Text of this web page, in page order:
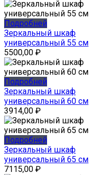
Подробней
Зеркальный шкаф
универсальный 55 см
5500,00 ₽
Подробней
Зеркальный шкаф
универсальный 60 см
3914,00 ₽
Подробней
Зеркальный шкаф
универсальный 65 см
7115,00 ₽